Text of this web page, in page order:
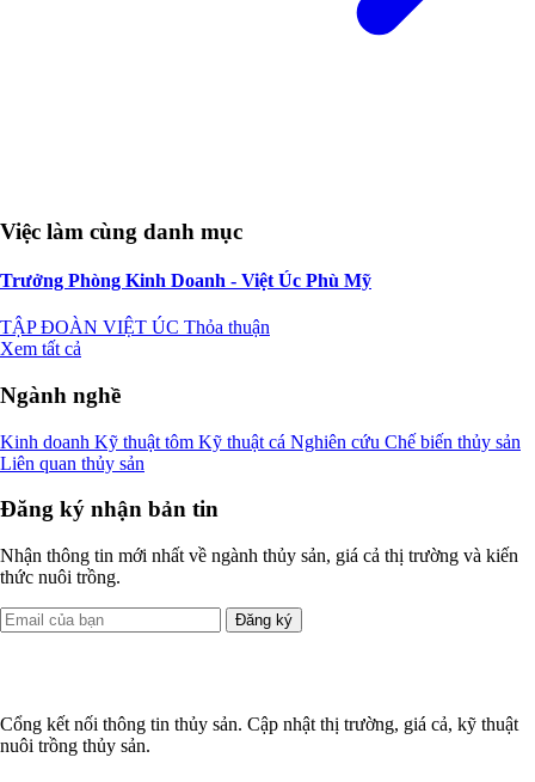
Việc làm cùng danh mục
Trưởng Phòng Kinh Doanh - Việt Úc Phù Mỹ
TẬP ĐOÀN VIỆT ÚC Thỏa thuận
Xem tất cả
Ngành nghề
Kinh doanh Kỹ thuật tôm Kỹ thuật cá Nghiên cứu Chế biến thủy sản
Liên quan thủy sản
Đăng ký nhận bản tin
Nhận thông tin mới nhất về ngành thủy sản, giá cả thị trường và kiến
thức nuôi trồng.
Đăng ký
Cổng kết nối thông tin thủy sản. Cập nhật thị trường, giá cả, kỹ thuật
nuôi trồng thủy sản.